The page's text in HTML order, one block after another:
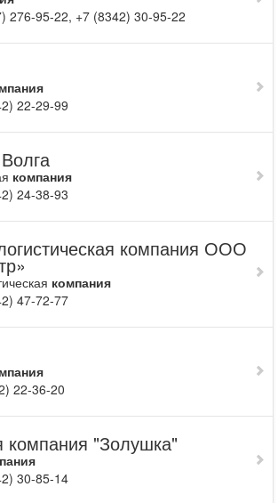
276-95-22, +7 (8342) 30-95-22
22-29-99
компания
24-38-93
компания ООО
компания
47-72-77
22-36-20
компания "Золушка"
30-85-14